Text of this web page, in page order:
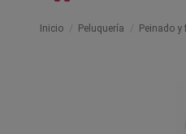
Inicio Peluquería Peinado y